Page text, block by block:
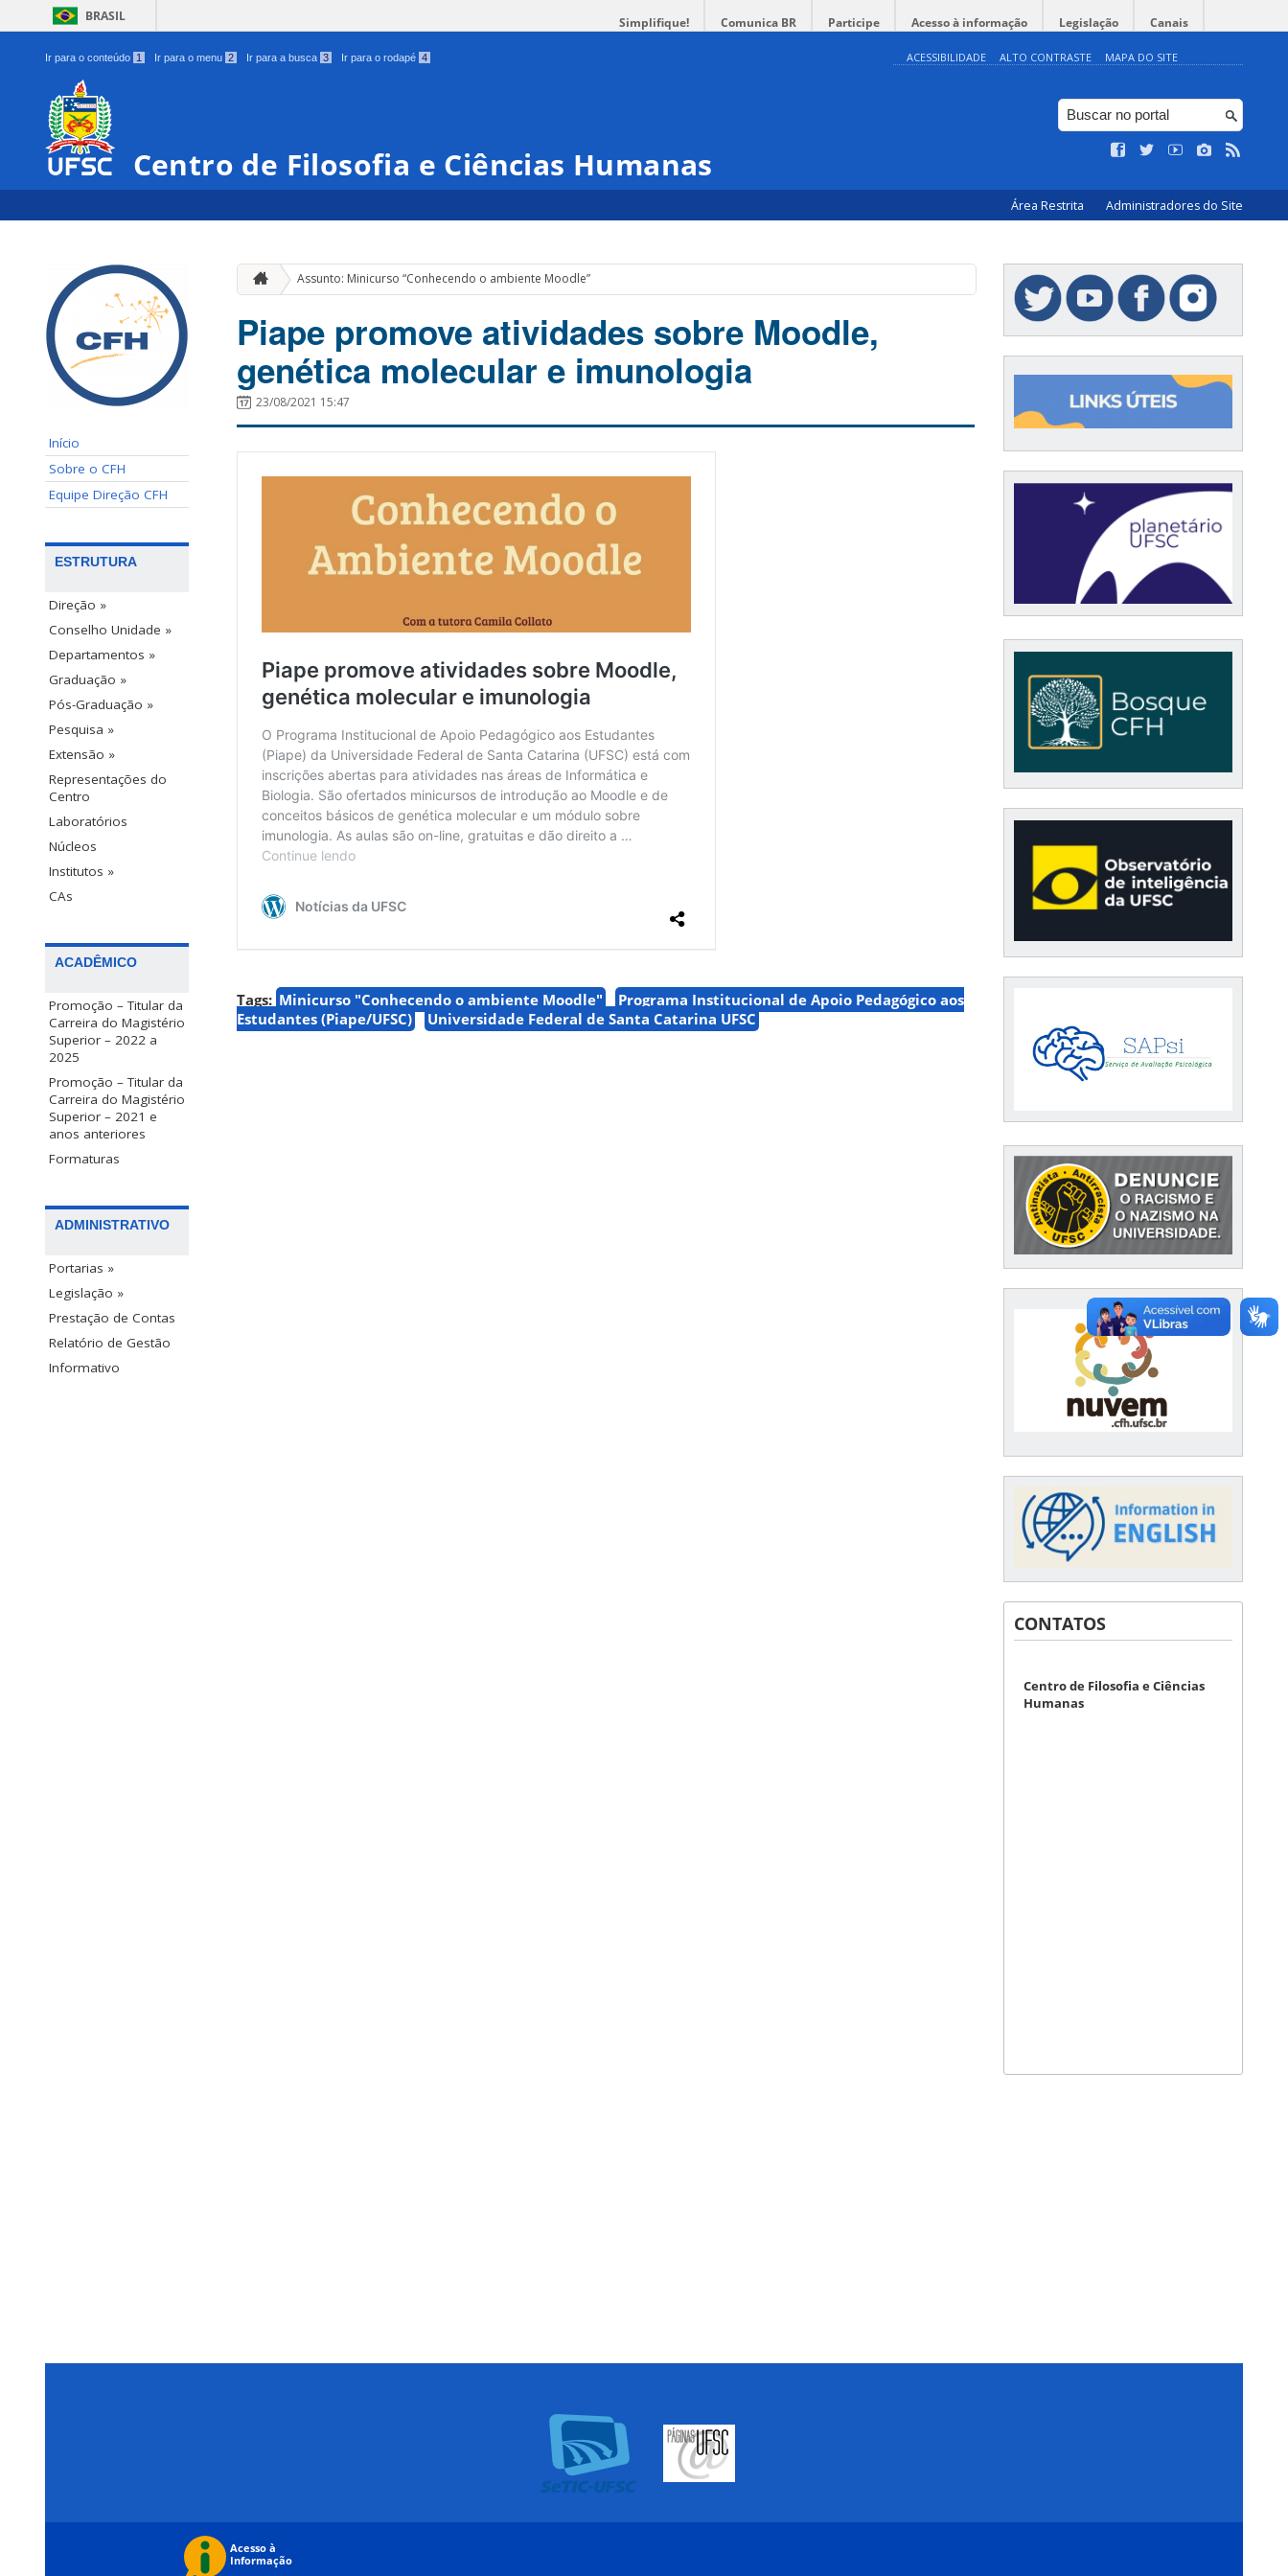
BRASIL Simplifique! Comunica BR Participe Acesso à informação Legislação Canais
Ir para o conteúdo 1 Ir para o menu 2 Ir para a busca 3 Ir para o rodapé 4 ACESSIBILIDADE ALTO CONTRASTE MAPA DO SITE
Centro de Filosofia e Ciências Humanas
Área Restrita Administradores do Site
Início
Sobre o CFH
Equipe Direção CFH
ESTRUTURA
Direção »
Conselho Unidade »
Departamentos »
Graduação »
Pós-Graduação »
Pesquisa »
Extensão »
Representações do
Centro
Laboratórios
Núcleos
Institutos »
CAs
ACADÊMICO
Promoção – Titular da
Carreira do Magistério
Superior – 2022 a
2025
Promoção – Titular da
Carreira do Magistério
Superior – 2021 e
anos anteriores
Formaturas
ADMINISTRATIVO
Portarias »
Legislação »
Prestação de Contas
Relatório de Gestão
Informativo
Assunto: Minicurso “Conhecendo o ambiente Moodle”
Piape promove atividades sobre Moodle,
genética molecular e imunologia
23/08/2021 15:47
Tags: Minicurso "Conhecendo o ambiente Moodle"
Programa Institucional de Apoio Pedagógico aos
Estudantes (Piape/UFSC)
Universidade Federal de Santa Catarina UFSC
CONTATOS
Centro de Filosofia e Ciências
Humanas